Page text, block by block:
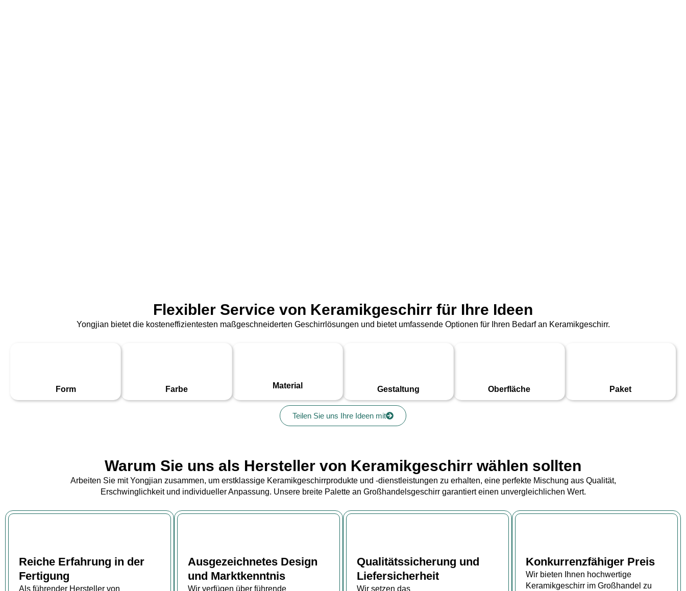
Flexibler Service von Keramikgeschirr für Ihre Ideen
Yongjian bietet die kosteneffizientesten maßgeschneiderten Geschirrlösungen und bietet umfassende Optionen für Ihren Bedarf an Keramikgeschirr.
Form Farbe Material Gestaltung Oberfläche Paket
Teilen Sie uns Ihre Ideen mit
Warum Sie uns als Hersteller von Keramikgeschirr wählen sollten
Arbeiten Sie mit Yongjian zusammen, um erstklassige Keramikgeschirrprodukte und -dienstleistungen zu erhalten, eine perfekte Mischung aus Qualität,
Erschwinglichkeit und individueller Anpassung. Unsere breite Palette an Großhandelsgeschirr garantiert einen unvergleichlichen Wert.
Reiche Erfahrung in der
Fertigung
Als führender Hersteller von
Ausgezeichnetes Design
und Marktkenntnis
Wir verfügen über führende
Qualitätssicherung und
Liefersicherheit
Wir setzen das
Konkurrenzfähiger Preis
Wir bieten Ihnen hochwertige
Keramikgeschirr im Großhandel zu